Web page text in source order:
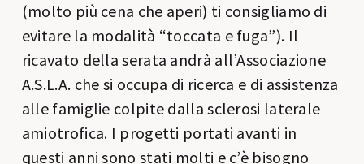
(molto più cena che aperi) ti consigliamo di
evitare la modalità “toccata e fuga”). Il
ricavato della serata andrà all’Associazione
A.S.L.A. che si occupa di ricerca e di assistenza
alle famiglie colpite dalla sclerosi laterale
amiotrofica. I progetti portati avanti in
questi anni sono stati molti e c’è bisogno